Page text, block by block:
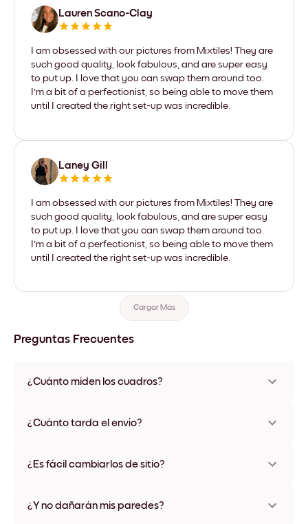
Lauren Scano-Clay
I am obsessed with our pictures from Mixtiles! They are
such good quality, look fabulous, and are super easy
to put up. I love that you can swap them around too.
I'm a bit of a perfectionist, so being able to move them
until I created the right set-up was incredible.
Laney Gill
I am obsessed with our pictures from Mixtiles! They are
such good quality, look fabulous, and are super easy
to put up. I love that you can swap them around too.
I'm a bit of a perfectionist, so being able to move them
until I created the right set-up was incredible.
Cargar Más
Preguntas Frecuentes
¿Cuánto miden los cuadros?
varios materiales y colores de marco, incluidas opciones sin
¿Cuánto tarda el envío?
disponibles en algunos países. Te enviaremos un número de
¿Es fácil cambiarlos de sitio?
ningún daño
¿Y no dañarán mis paredes?